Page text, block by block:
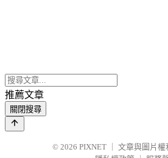
推薦文章
關閉搜尋
© 2026 PIXNET
文章與圖片權